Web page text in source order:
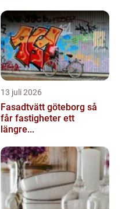
13 juli 2026
Fasadtvätt göteborg så
får fastigheter ett
längre...